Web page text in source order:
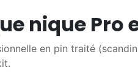
nique Pro
en pin traité